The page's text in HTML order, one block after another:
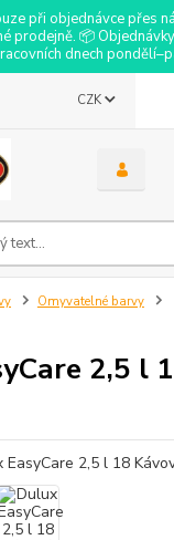
při objednávce přes
prodejně. 📦
dnech
CZK
Omyvatelné barvy
2,5 l